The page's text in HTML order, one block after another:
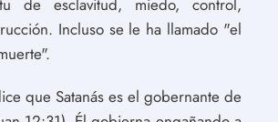
Incluso se le ha llamado "el
que Satanás es el gobernante de